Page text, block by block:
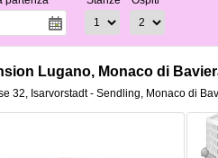
Lugano, Monaco di
32, Isarvorstadt - Sendling, Monaco di